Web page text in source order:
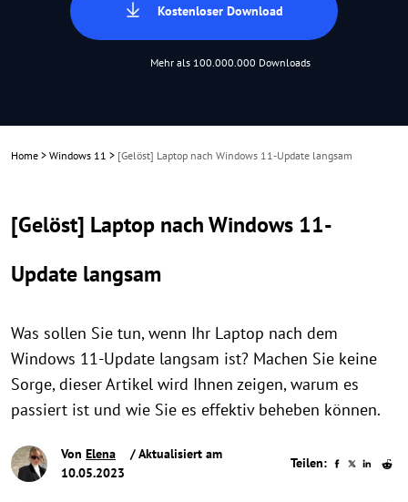
Kostenloser Download
Mehr als 100.000.000 Downloads
Home > Windows 11 > [Gelöst] Laptop nach Windows 11-Update langsam
[Gelöst] Laptop nach Windows 11-
Update langsam
Was sollen Sie tun, wenn Ihr Laptop nach dem
Windows 11-Update langsam ist? Machen Sie keine
Sorge, dieser Artikel wird Ihnen zeigen, warum es
passiert ist und wie Sie es effektiv beheben können.
Von Elena
/ Aktualisiert am
10.05.2023
Teilen: